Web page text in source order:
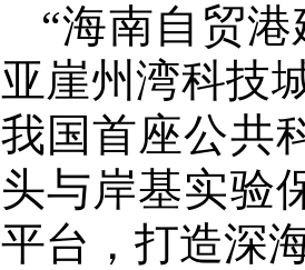
“海南自贸
亚崖州湾科技
我国首座公共
头与岸基实验
平台，打造深